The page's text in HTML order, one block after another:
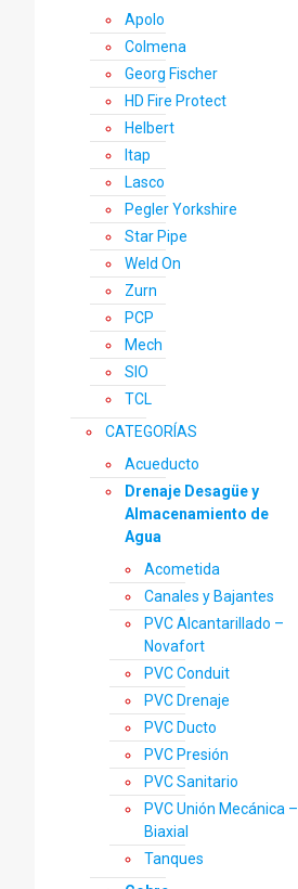
Apolo
Colmena
Georg Fischer
HD Fire Protect
Helbert
Itap
Lasco
Pegler Yorkshire
Star Pipe
Weld On
Zurn
PCP
Mech
SIO
TCL
CATEGORÍAS
Acueducto
Drenaje Desagüe y
Almacenamiento de
Agua
Acometida
Canales y Bajantes
PVC Alcantarillado –
Novafort
PVC Conduit
PVC Drenaje
PVC Ducto
PVC Presión
PVC Sanitario
PVC Unión Mecánica –
Biaxial
Tanques